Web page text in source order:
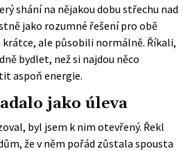
shání na nějakou dobu střechu nad
jako rozumné řešení pro obě
krátce, ale působili normálně. Říkali,
bydlet, než si najdou něco
aspoň energie.
jako úleva
byl jsem k nim otevřený. Řekl
že v něm pořád zůstala spousta